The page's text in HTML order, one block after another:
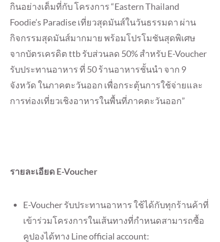
กินอย่างเต็มที่กับ โครงการ “Eastern Thailand
Foodie’s Paradise เที่ยวสุดมันส์ในวันธรรมดา ผ่าน
กิจกรรมสุดมันส์มากมาย พร้อมโปรโมชันสุดพิเศษ
จากบัตรเครดิต ttb รับส่วนลด 50% สำหรับ E-Voucher
รับประทานอาหาร ที่ 50 ร้านอาหารชั้นนำ จาก 9
จังหวัด ในภาคตะวันออก เพื่อกระตุ้นการใช้จ่ายและ
การท่องเที่ยวเชิงอาหารในพื้นที่ภาคตะวันออก”
รายละเอียด E-Voucher
E-Voucher รับประทานอาหาร ใช้ได้กับทุกร้านค้าที่
เข้าร่วมโครงการในเส้นทางที่กำหนดสามารถซื้อ
คูปองได้ทาง Line official account: